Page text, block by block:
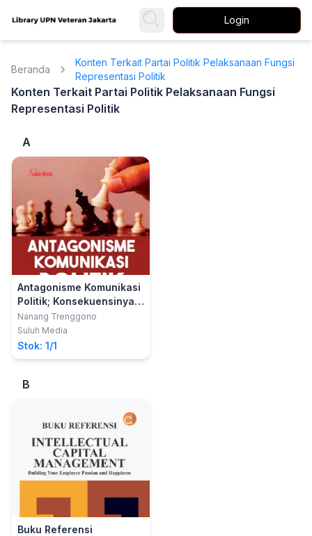
Login
Beranda
Konten Terkait Partai Politik Pelaksanaan Fungsi
Representasi Politik
Konten Terkait Partai Politik Pelaksanaan Fungsi
Representasi Politik
A
Antagonisme Komunikasi
Politik; Konsekuensinya
Terhadap Integrasi
Politik
Nanang Trenggono
Suluh Media
Stok: 1/1
B
Buku Referensi